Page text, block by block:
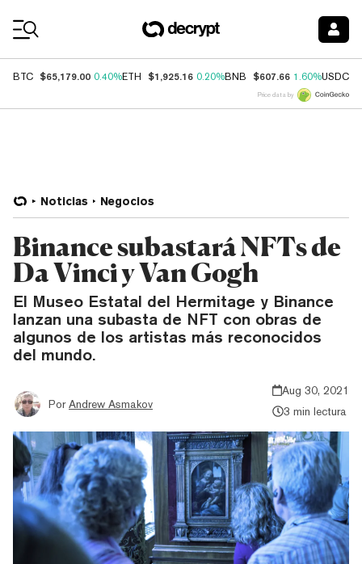
BTC $65,179.00 0.40%ETH $1,925.16 0.20%BNB $607.66 1.60%USDC
Price data by
Noticias Negocios
Binance subastará NFTs de
Da Vinci y Van Gogh
El Museo Estatal del Hermitage y Binance
lanzan una subasta de NFT con obras de
algunos de los artistas más reconocidos
del mundo.
Por Andrew Asmakov
Aug 30, 2021
3 min lectura